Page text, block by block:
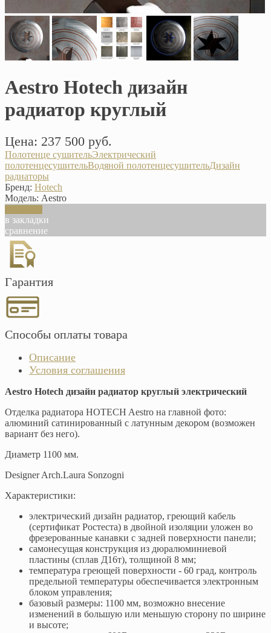
Aestro Hotech дизайн
радиатор круглый
Цена: 237 500 руб.
Полотенце сушительЭлектрический
полотенцесушительВодяной полотенцесушительДизайн
радиаторы
Бренд: Hotech
Модель: Aestro
в закладки
сравнение
Гарантия
Способы оплаты товара
Описание
Условия соглашения
Aestro Hotech дизайн радиатор круглый электрический
Отделка радиатора HOTECH Aestro на главной фото:
алюминий сатинированный с латунным декором (возможен
вариант без него).
Диаметр 1100 мм.
Designer Arch.Laura Sonzogni
Характеристики:
электрический дизайн радиатор, греющий кабель
(сертификат Ростеста) в двойной изоляции уложен во
фрезерованные канавки с задней поверхности панели;
самонесущая конструкция из дюралюминиевой
пластины (сплав Д16т), толщиной 8 мм;
температура греющей поверхности - 60 град, контроль
предельной температуры обеспечивается электронным
блоком управления;
базовый размеры: 1100 мм, возможно внесение
изменений в большую или меньшую сторону по ширине
и высоте;